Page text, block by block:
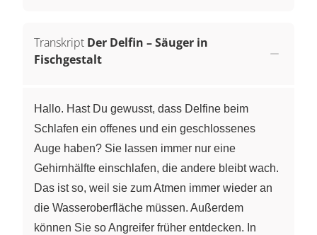
Transkript Der Delfin – Säuger in
Fischgestalt
Hallo. Hast Du gewusst, dass Delfine beim
Schlafen ein offenes und ein geschlossenes
Auge haben? Sie lassen immer nur eine
Gehirnhälfte einschlafen, die andere bleibt wach.
Das ist so, weil sie zum Atmen immer wieder an
die Wasseroberfläche müssen. Außerdem
können Sie so Angreifer früher entdecken. In